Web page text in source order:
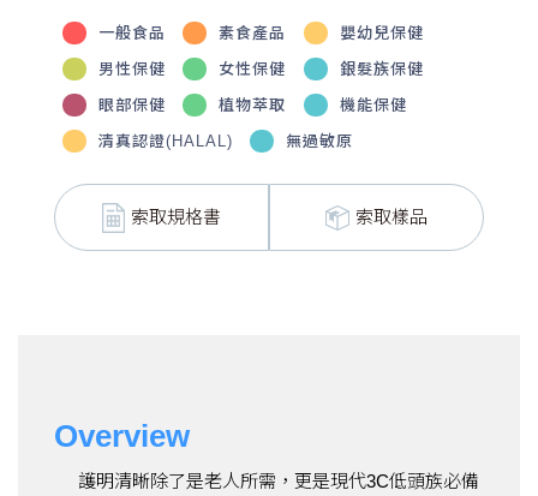
一般食品 素食產品 嬰幼兒保健
男性保健 女性保健 銀髮族保健
眼部保健 植物萃取 機能保健
清真認證(HALAL) 無過敏原
索取規格書 索取樣品
Overview
護明清晰除了是老人所需，更是現代3C低頭族必備